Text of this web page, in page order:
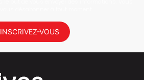
INSCRIVEZ-VOUS